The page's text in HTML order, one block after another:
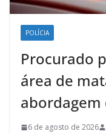
POLÍCIA
Procurado
área de
abordagem
6 de agosto de 2026